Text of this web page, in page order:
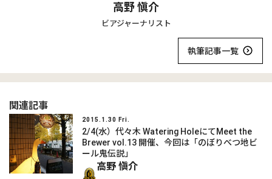
高野 愼介
ビアジャーナリスト
執筆記事一覧
関連記事
2015.1.30 Fri.
2/4(水）代々木 Watering HoleにてMeet the
Brewer vol.13 開催、今回は「のぼりべつ地ビ
ール鬼伝説」
高野 愼介